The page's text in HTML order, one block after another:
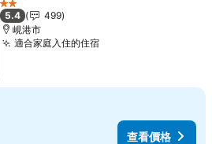
2 星級
5.4
499
峴港市
適合家庭入住的住宿
查看價格